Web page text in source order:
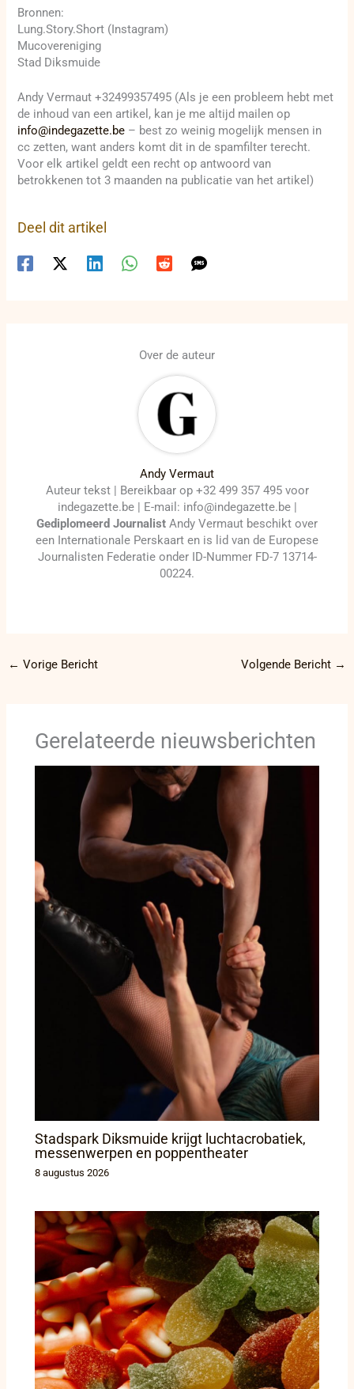
Bronnen:
Lung.Story.Short (Instagram)
Mucovereniging
Stad Diksmuide
Andy Vermaut +32499357495 (Als je een probleem hebt met
de inhoud van een artikel, kan je me altijd mailen op
info@indegazette.be – best zo weinig mogelijk mensen in
cc zetten, want anders komt dit in de spamfilter terecht.
Voor elk artikel geldt een recht op antwoord van
betrokkenen tot 3 maanden na publicatie van het artikel)
Deel dit artikel
Over de auteur
Andy Vermaut
Auteur tekst | Bereikbaar op +32 499 357 495 voor
indegazette.be | E-mail: info@indegazette.be |
Gediplomeerd Journalist Andy Vermaut beschikt over
een Internationale Perskaart en is lid van de Europese
Journalisten Federatie onder ID-Nummer FD-7 13714-
00224.
← Vorige Bericht Volgende Bericht →
Gerelateerde nieuwsberichten
Stadspark Diksmuide krijgt luchtacrobatiek,
messenwerpen en poppentheater
8 augustus 2026